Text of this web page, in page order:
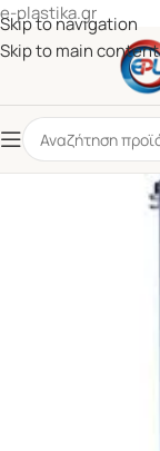
e-plastika.gr
Skip to navigation
Skip to main content